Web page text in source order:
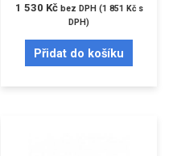
1 530 Kč bez DPH (1 851 Kčs
DPH)
Přidat do košíku